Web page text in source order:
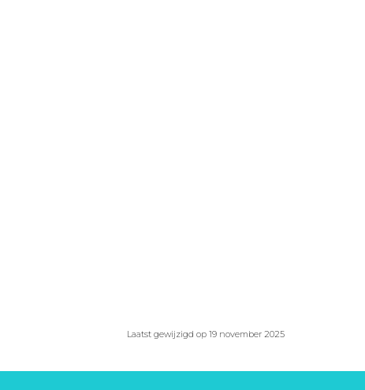
Laatst gewijzigd op 19 november 2025